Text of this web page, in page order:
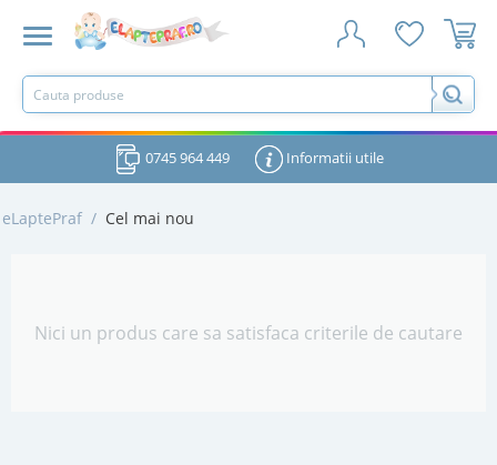
0745 964 449 Informatii utile
eLaptePraf / Cel mai nou
Nici un produs care sa satisfaca criterile de cautare